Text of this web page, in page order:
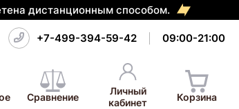
дистанционным способом.
+7-499-394-59-42 09:00-21:00
Сравнение
Личный
кабинет
Корзина